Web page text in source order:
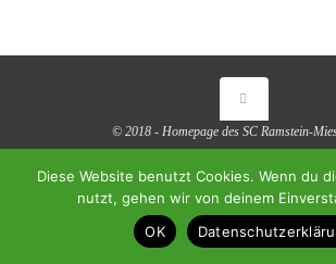
© 2018 - Homepage des SC Ramstein-
Präsentiert
Diese Website benutzt Cookies. Wenn du
nutzt, gehen wir von deinem
OK